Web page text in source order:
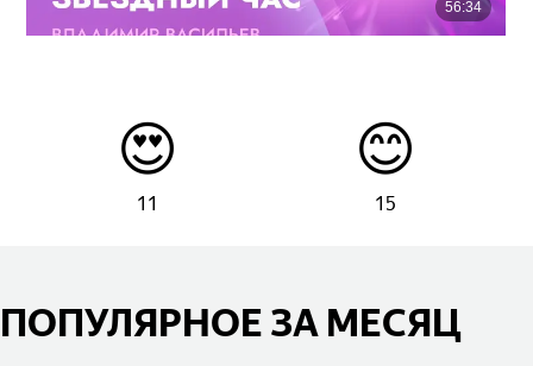
😍
11
😊
15
ПОПУЛЯРНОЕ ЗА МЕСЯЦ